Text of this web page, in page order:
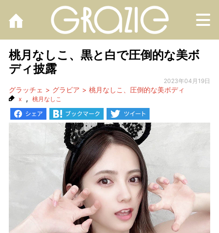
桃月なしこ、黒と白で圧倒的な美ボ
ディ披露
2023年04月19日
グラッチェ グラビア 桃月なしこ、圧倒的な美ボディ
x , 桃月なしこ